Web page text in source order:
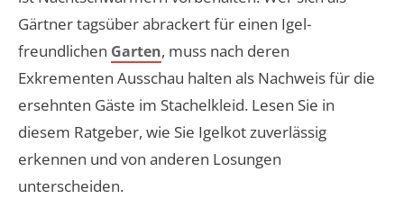
Gärtner tagsüber abrackert für einen Igel-
freundlichen Garten, muss nach deren
Exkrementen Ausschau halten als Nachweis für die
ersehnten Gäste im Stachelkleid. Lesen Sie in
diesem Ratgeber, wie Sie Igelkot zuverlässig
erkennen und von anderen Losungen
unterscheiden.